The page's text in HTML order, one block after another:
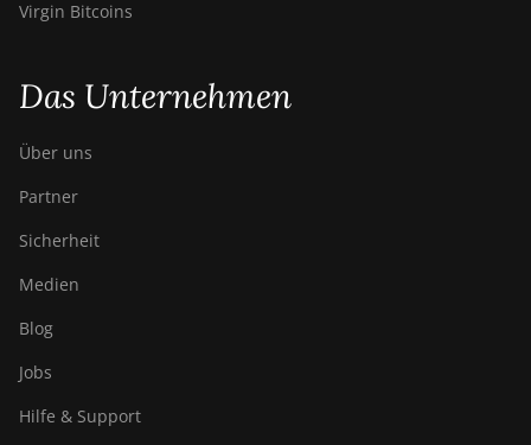
Virgin Bitcoins
Das Unternehmen
Über uns
Partner
Sicherheit
Medien
Blog
Jobs
Hilfe & Support